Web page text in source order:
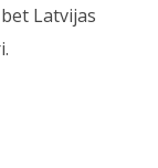
Latvijas